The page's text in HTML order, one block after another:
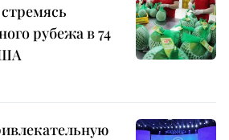
рубежа в 74